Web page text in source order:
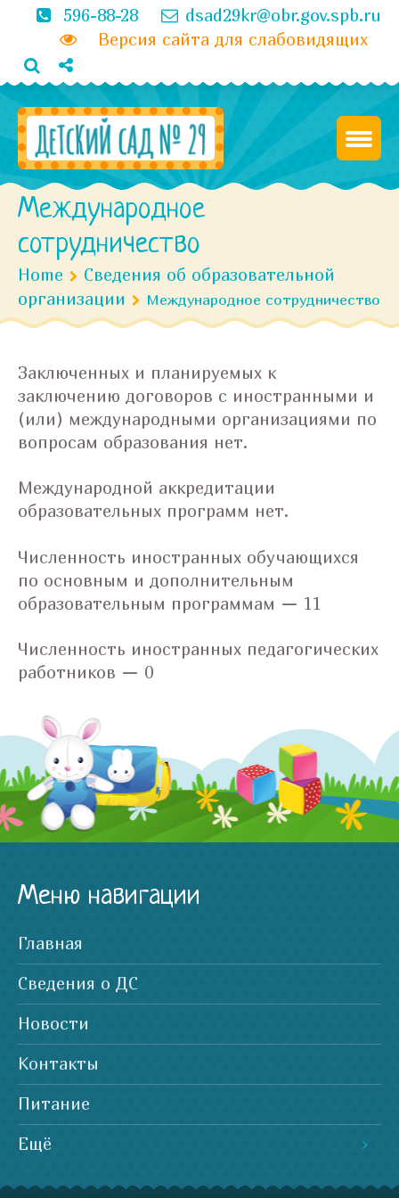
596-88-28
dsad29kr@obr.gov.spb.ru
Версия сайта для слабовидящих
Международное
сотрудничество
Home
Сведения об образовательной
организации
Международное сотрудничество
Заключенных и планируемых к
заключению договоров с иностранными и
(или) международными организациями по
вопросам образования нет.
Международной аккредитации
образовательных программ нет.
Численность иностранных обучающихся
по основным и дополнительным
образовательным программам — 11
Численность иностранных педагогических
работников — 0
Меню навигации
Главная
Сведения о ДС
Новости
Контакты
Питание
Ещё